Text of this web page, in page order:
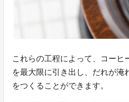
これらの工程によって、コーヒ
を最大限に引き出し、だれが淹
をつくることができます。